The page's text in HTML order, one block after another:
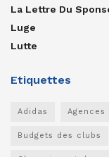
La Lettre Du
Luge
Lutte
Etiquettes
Adidas
Budgets des clubs